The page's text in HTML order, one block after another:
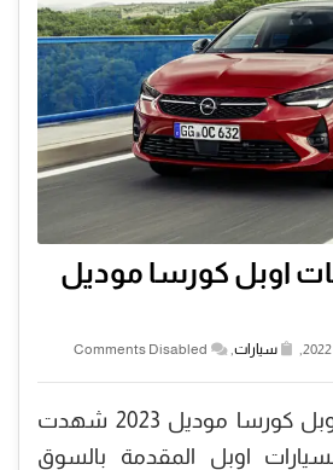
اوبل كورسا موديل
سيارات Comments Disabled
سعر ومواصفات اوبل كورسا موديل 2023 شهدت
اوبل المقدمة بالسوق